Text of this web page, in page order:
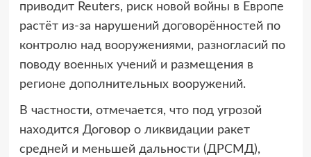
приводит Reuters, риск новой войны в Европе
растёт из-за нарушений договорённостей по
контролю над вооружениями, разногласий по
поводу военных учений и размещения в
регионе дополнительных вооружений.
В частности, отмечается, что под угрозой
находится Договор о ликвидации ракет
средней и меньшей дальности (ДРСМД),